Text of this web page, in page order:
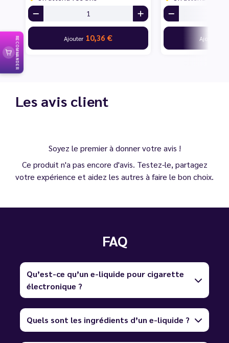
Ajouter 10,36 € Ajouter
Les avis client
Soyez le premier à donner votre avis !
Ce produit n'a pas encore d'avis. Testez-le, partagez
votre expérience et aidez les autres à faire le bon choix.
FAQ
Qu’est-ce qu’un e-liquide pour cigarette
électronique ?
Quels sont les ingrédients d’un e-liquide ?
RECOMMANDER